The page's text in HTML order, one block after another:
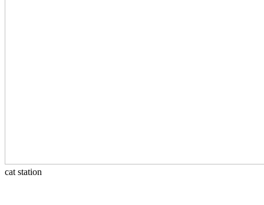
cat station